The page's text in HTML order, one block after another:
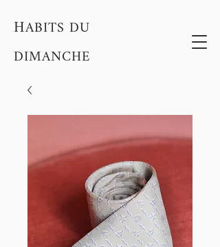
HABITS DU
DIMANCHE